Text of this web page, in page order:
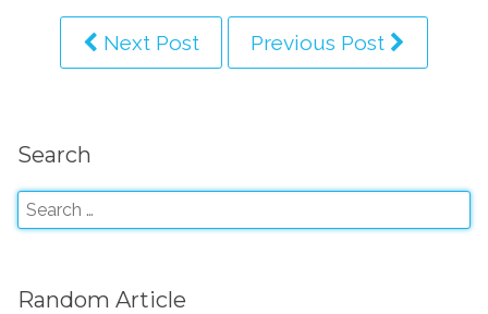
Next Post Previous Post
Search
Random Article